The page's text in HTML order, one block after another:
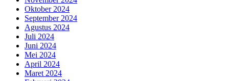
Oktober 2024
September 2024
Agustus 2024
Juli 2024
Juni 2024
Mei 2024
April 2024
Maret 2024